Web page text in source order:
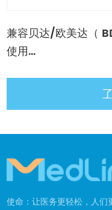
兼容贝达/欧美达（ BD/Ohmeda）的IBP 一次性
使用...
使命：让医务更轻松，人们